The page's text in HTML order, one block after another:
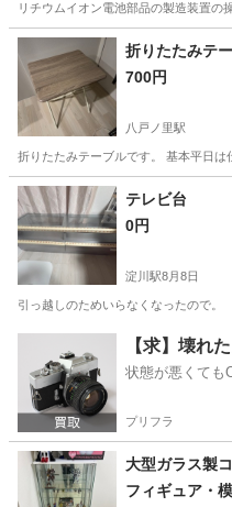
リチウムイオン電池部品の製造装置
兵庫 南あわじ市 その他
700円
八戸ノ里駅
折りたたみテーブルです。 基本平日は
大阪 東大阪市 八戸ノ里駅
テレビ台
0円
淀川駅8月8日
引っ越しのためいらなくなったので。
淀川駅 収納
【求】壊れ
状態が悪くても
プリフラ
大型ガラス製
フィギュア・